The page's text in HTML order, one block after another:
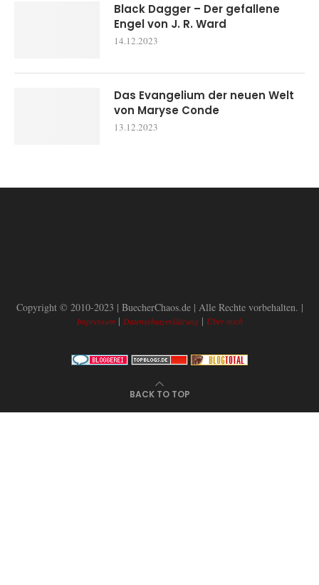
Black Dagger – Der gefallene
Engel von J. R. Ward
14.12.2023
Das Evangelium der neuen Welt
von Maryse Conde
13.12.2023
Copyright © 2010-2023 | BuecherChaos.de | Alle Rechte vorbehalten. |
Impressum | Datenschutzerklärung| Über mich
BACK TO TOP